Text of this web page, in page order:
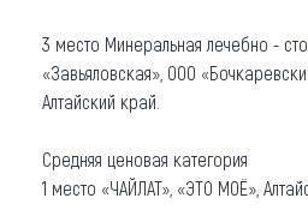
3 место Минеральная лечебно -
«Завьяловская», ООО
Алтайский край.
Средняя ценовая категория
1 место «ЧАЙЛАТ», «ЭТО МОЁ»,